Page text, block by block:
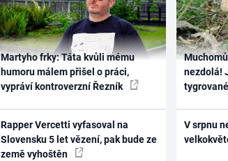
Martyho frky: Táta kvůli mému
humoru málem přišel o práci,
vypráví kontroverzní Řezník
Rapper Vercetti vyfasoval na
Slovensku 5 let vězení, pak bude ze
země vyhoštěn
nezdolá!
V srpnu